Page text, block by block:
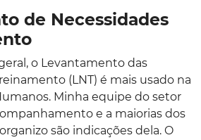
de Necessidades
o Levantamento das
(LNT) é mais usado na
Minha equipe do setor
e a maiorias dos
são indicações dela. O